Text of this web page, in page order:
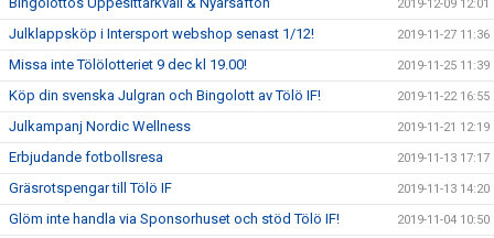
2019-12-09 12:01
Julklappsköp i Intersport webshop senast 1/12! 2019-11-27 11:36
Missa inte Tölölotteriet 9 dec kl 19.00! 2019-11-25 11:39
Köp din svenska Julgran och Bingolott av Tölö IF! 2019-11-22 16:55
Julkampanj Nordic Wellness 2019-11-21 12:19
Erbjudande fotbollsresa 2019-11-13 17:17
Gräsrotspengar till Tölö IF 2019-11-13 14:20
Glöm inte handla via Sponsorhuset och stöd Tölö IF! 2019-11-04 10:50